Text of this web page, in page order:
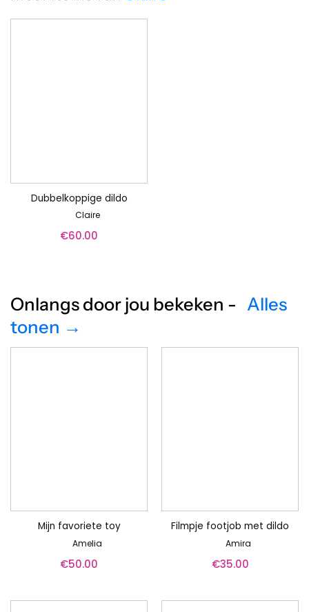
Dubbelkoppige dildo
Claire
€60.00
Onlangs door jou bekeken - Alles
tonen →
Mijn favoriete toy
Amelia
€50.00
Filmpje footjob met dildo
Amira
€35.00